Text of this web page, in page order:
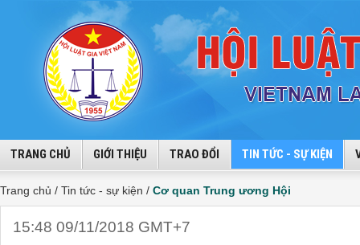
TRANG CHỦ GIỚI THIỆU TRAO ĐỔI TIN TỨC - SỰ KIỆN
Trang chủ / Tin tức - sự kiện / Cơ quan Trung ương Hội
15:48 09/11/2018 GMT+7